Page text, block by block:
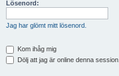
Lösenord:
Jag har glömt mitt lösenord.
Kom ihåg mig
Dölj att jag är online denna session.